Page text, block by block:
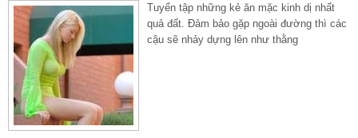
Tuyển tập những kẻ ăn mặc kinh dị nhất
quả đất. Đảm bảo gặp ngoài đường thì các
cậu sẽ nhảy dựng lên như thằng